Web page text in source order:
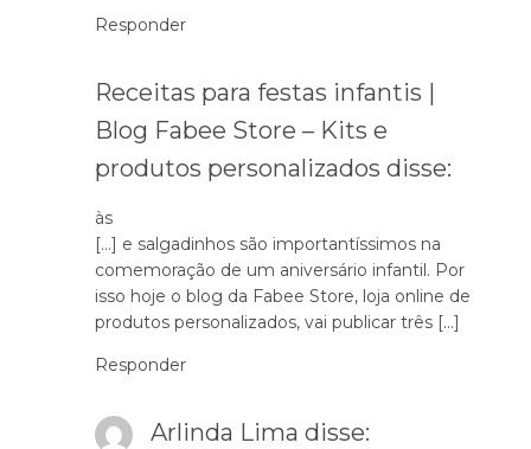
Responder
Receitas para festas infantis |
Blog Fabee Store – Kits e
produtos personalizados disse:
às
[…] e salgadinhos são importantíssimos na
comemoração de um aniversário infantil. Por
isso hoje o blog da Fabee Store, loja online de
produtos personalizados, vai publicar três […]
Responder
Arlinda Lima disse: